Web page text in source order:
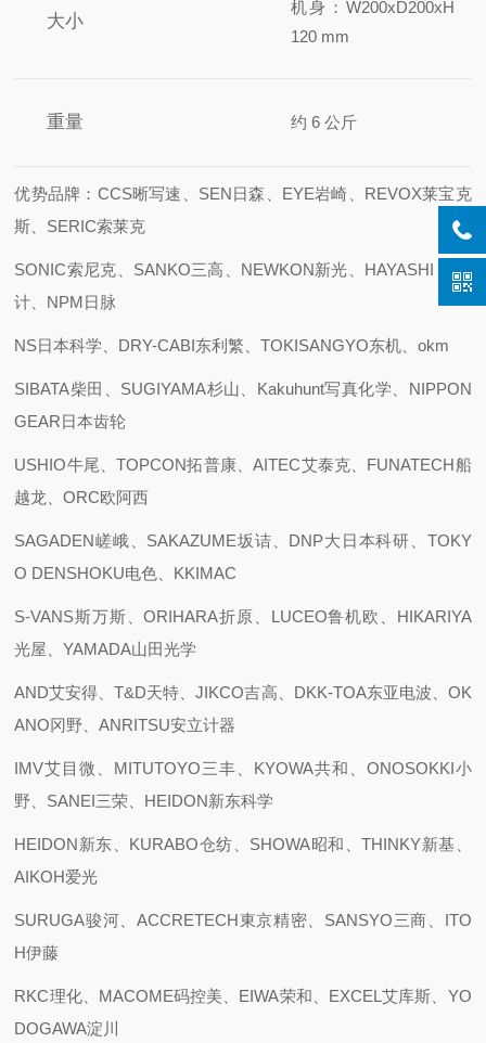
大小
机身：W200xD200xH
120 mm
重量 约 6 公斤
优势品牌：CCS晰写速、SEN日森、EYE岩崎、REVOX莱宝克
斯、SERIC索莱克
SONIC索尼克、SANKO三高、NEWKON新光、HAYASHI 林时
计、NPM日脉
NS日本科学、DRY-CABI东利繁、TOKISANGYO东机、okm
SIBATA柴田、SUGIYAMA杉山、Kakuhunt写真化学、NIPPON
GEAR日本齿轮
USHIO牛尾、TOPCON拓普康、AITEC艾泰克、FUNATECH船
越龙、ORC欧阿西
SAGADEN嵯峨、SAKAZUME坂诘、DNP大日本科研、TOKY
O DENSHOKU电色、KKIMAC
S-VANS斯万斯、ORIHARA折原、LUCEO鲁机欧、HIKARIYA
光屋、YAMADA山田光学
AND艾安得、T&D天特、JIKCO吉高、DKK-TOA东亚电波、OK
ANO冈野、ANRITSU安立计器
IMV艾目微、MITUTOYO三丰、KYOWA共和、ONOSOKKI小
野、SANEI三荣、HEIDON新东科学
HEIDON新东、KURABO仓纺、SHOWA昭和、THINKY新基、
AIKOH爱光
SURUGA骏河、ACCRETECH東京精密、SANSYO三商、ITO
H伊藤
RKC理化、MACOME码控美、EIWA荣和、EXCEL艾库斯、YO
DOGAWA淀川